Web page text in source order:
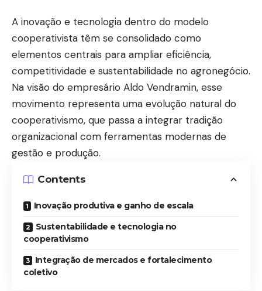
A inovação e tecnologia dentro do modelo
cooperativista têm se consolidado como
elementos centrais para ampliar eficiência,
competitividade e sustentabilidade no agronegócio.
Na visão do empresário Aldo Vendramin, esse
movimento representa uma evolução natural do
cooperativismo, que passa a integrar tradição
organizacional com ferramentas modernas de
gestão e produção.
Contents
Inovação produtiva e ganho de escala
Sustentabilidade e tecnologia no
cooperativismo
Integração de mercados e fortalecimento
coletivo